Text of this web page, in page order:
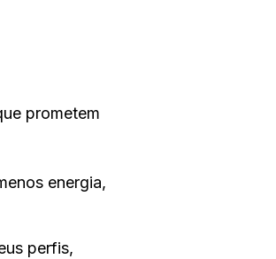
prometem
energia,
perfis,